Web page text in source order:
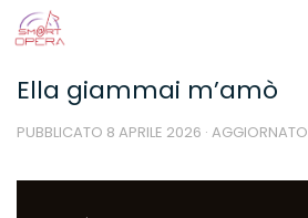
Salta al contenuto
Ella giammai m’amò
PUBBLICATO 8 APRILE 2026 · AGGIORNATO